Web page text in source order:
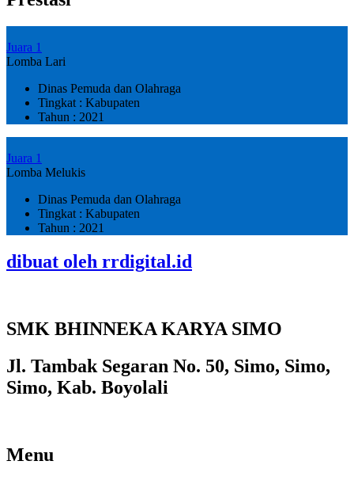
Juara 1
Lomba Lari
Dinas Pemuda dan Olahraga
Tingkat : Kabupaten
Tahun : 2021
Juara 1
Lomba Melukis
Dinas Pemuda dan Olahraga
Tingkat : Kabupaten
Tahun : 2021
dibuat oleh rrdigital.id
SMK BHINNEKA KARYA SIMO
Jl. Tambak Segaran No. 50, Simo, Simo,
Simo, Kab. Boyolali
Menu